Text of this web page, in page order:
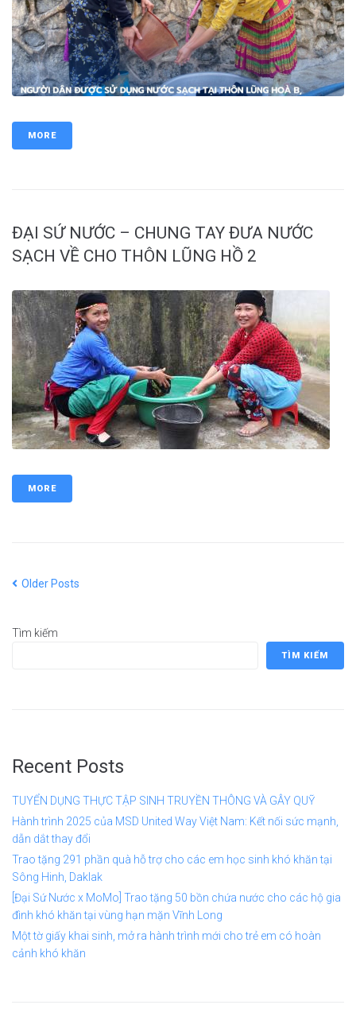
MORE
ĐẠI SỨ NƯỚC – CHUNG TAY ĐƯA NƯỚC
SẠCH VỀ CHO THÔN LŨNG HỒ 2
MORE
Older Posts
Tìm kiếm
TÌM KIẾM
Recent Posts
TUYỂN DỤNG THỰC TẬP SINH TRUYỀN THÔNG VÀ GÂY QUỸ
Hành trình 2025 của MSD United Way Việt Nam: Kết nối sức mạnh,
dẫn dắt thay đổi
Trao tặng 291 phần quà hỗ trợ cho các em học sinh khó khăn tại
Sông Hinh, Daklak
[Đại Sứ Nước x MoMo] Trao tặng 50 bồn chứa nước cho các hộ gia
đình khó khăn tại vùng hạn mặn Vĩnh Long
Một tờ giấy khai sinh, mở ra hành trình mới cho trẻ em có hoàn
cảnh khó khăn